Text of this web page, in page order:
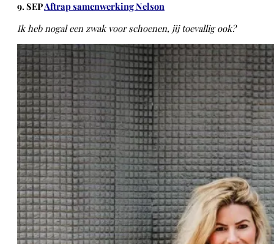
9. SEPAftrap samenwerking Nelson
Ik heb nogal een zwak voor schoenen, jij toevallig ook?